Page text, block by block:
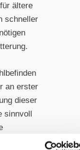
ältere
schneller
an erster
dieser
sinnvoll